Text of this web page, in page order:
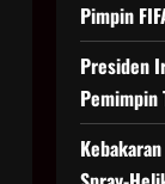
Pimpin
Presiden